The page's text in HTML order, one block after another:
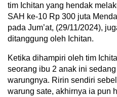
tim Ichitan yang hendak
SAH ke-10 Rp 300 juta
pada Jum’at, (29/11/2024),
ditanggung oleh Ichitan.
Ketika dihampiri oleh tim
seorang ibu 2 anak ini
warungnya. Ririn sendiri
warung sate, akhirnya ia pun